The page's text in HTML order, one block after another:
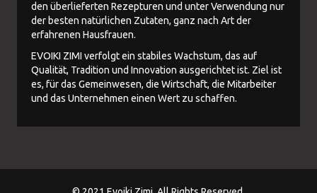
den überlieferten Rezepturen und unter Verwendung nur
der besten natürlichen Zutaten, ganz nach Art der
erfahrenen Hausfrauen.
EVOIKI ZIMI verfolgt ein stabiles Wachstum, das auf
Qualität, Tradition und Innovation ausgerichtet ist. Ziel ist
es, für das Gemeinwesen, die Wirtschaft, die Mitarbeiter
und das Unternehmen einen Wert zu schaffen.